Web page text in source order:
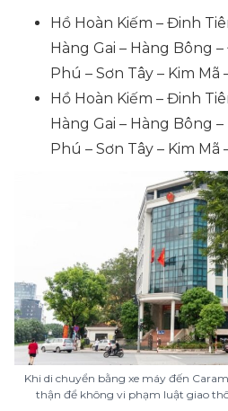
Hồ Hoàn Kiếm – Đinh
Hàng Gai – Hàng Bông
Phú – Sơn Tây – Kim Mã
Hồ Hoàn Kiếm – Đinh
Hàng Gai – Hàng Bông
Phú – Sơn Tây – Kim Mã
Khi di chuyển bằng xe máy đến
thận để không vi phạm luật giao